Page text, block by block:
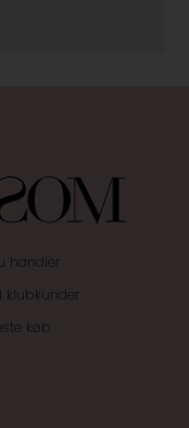
handler
klubkunder
køb